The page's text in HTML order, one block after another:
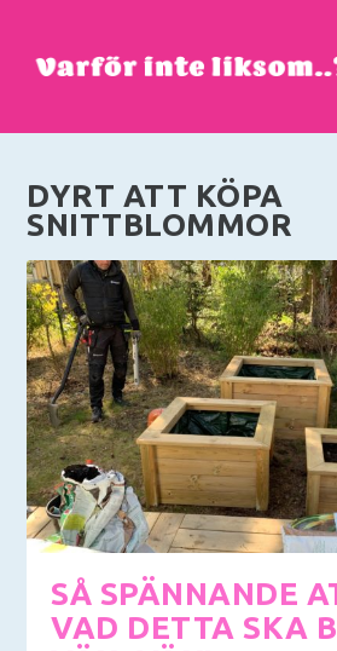
DYRT ATT KÖPA
SNITTBLOMMOR
SÅ SPÄNNANDE
VAD DETTA SKA